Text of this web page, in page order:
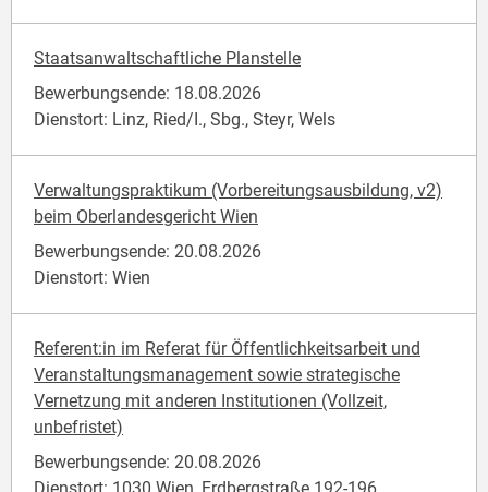
Staatsanwaltschaftliche Planstelle
Bewerbungsende: 18.08.2026
Dienstort: Linz, Ried/I., Sbg., Steyr, Wels
Verwaltungspraktikum (Vorbereitungsausbildung, v2)
beim Oberlandesgericht Wien
Bewerbungsende: 20.08.2026
Dienstort: Wien
Referent:in im Referat für Öffentlichkeitsarbeit und
Veranstaltungsmanagement sowie strategische
Vernetzung mit anderen Institutionen (Vollzeit,
unbefristet)
Bewerbungsende: 20.08.2026